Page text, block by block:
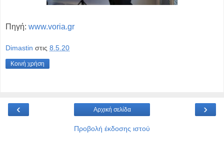
Πηγή: www.voria.gr
Dimastin στις 8.5.20
Κοινή χρήση
‹ ›
Αρχική σελίδα
Προβολή έκδοσης ιστού